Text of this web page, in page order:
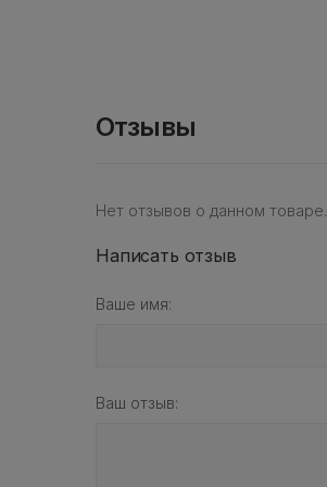
Отзывы
Нет отзывов о данном товаре.
Написать отзыв
Ваше имя:
Ваш отзыв: